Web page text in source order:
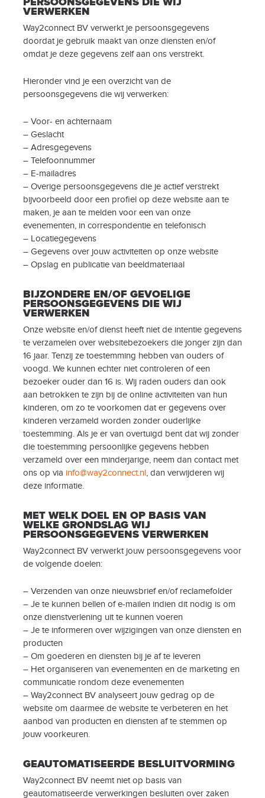
VERWERKEN
Way2connect BV verwerkt je persoonsgegevens
doordat je gebruik maakt van onze diensten en/of
omdat je deze gegevens zelf aan ons verstrekt.
Hieronder vind je een overzicht van de
persoonsgegevens die wij verwerken:
– Voor- en achternaam
– Geslacht
– Adresgegevens
– Telefoonnummer
– E-mailadres
– Overige persoonsgegevens die je actief verstrekt
bijvoorbeeld door een profiel op deze website aan te
maken, je aan te melden voor een van onze
evenementen, in correspondentie en telefonisch
– Locatiegegevens
– Gegevens over jouw activiteiten op onze website
– Opslag en publicatie van beeldmateriaal
BIJZONDERE EN/OF GEVOELIGE
PERSOONSGEGEVENS DIE WIJ
VERWERKEN
Onze website en/of dienst heeft niet de intentie gegevens
te verzamelen over websitebezoekers die jonger zijn dan
16 jaar. Tenzij ze toestemming hebben van ouders of
voogd. We kunnen echter niet controleren of een
bezoeker ouder dan 16 is. Wij raden ouders dan ook
aan betrokken te zijn bij de online activiteiten van hun
kinderen, om zo te voorkomen dat er gegevens over
kinderen verzameld worden zonder ouderlijke
toestemming. Als je er van overtuigd bent dat wij zonder
die toestemming persoonlijke gegevens hebben
verzameld over een minderjarige, neem dan contact met
ons op via info@way2connect.nl, dan verwijderen wij
deze informatie.
MET WELK DOEL EN OP BASIS VAN
WELKE GRONDSLAG WIJ
PERSOONSGEGEVENS VERWERKEN
Way2connect BV verwerkt jouw persoonsgegevens voor
de volgende doelen:
– Verzenden van onze nieuwsbrief en/of reclamefolder
– Je te kunnen bellen of e-mailen indien dit nodig is om
onze dienstverlening uit te kunnen voeren
– Je te informeren over wijzigingen van onze diensten en
producten
– Om goederen en diensten bij je af te leveren
– Het organiseren van evenementen en de marketing en
communicatie rondom deze evenementen
– Way2connect BV analyseert jouw gedrag op de
website om daarmee de website te verbeteren en het
aanbod van producten en diensten af te stemmen op
jouw voorkeuren.
GEAUTOMATISEERDE BESLUITVORMING
Way2connect BV neemt niet op basis van
geautomatiseerde verwerkingen besluiten over zaken